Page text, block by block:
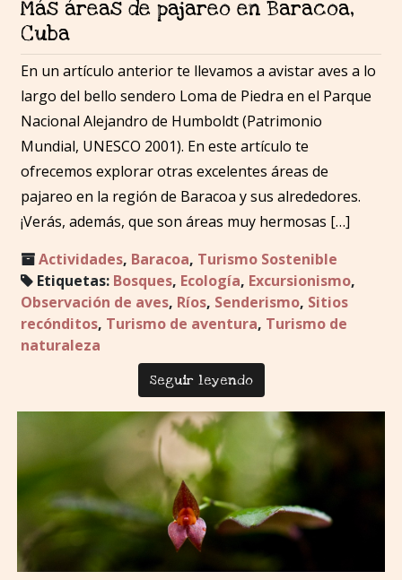
Más áreas de pajareo en Baracoa,
Cuba
En un artículo anterior te llevamos a avistar aves a lo
largo del bello sendero Loma de Piedra en el Parque
Nacional Alejandro de Humboldt (Patrimonio
Mundial, UNESCO 2001). En este artículo te
ofrecemos explorar otras excelentes áreas de
pajareo en la región de Baracoa y sus alrededores.
¡Verás, además, que son áreas muy hermosas […]
Actividades, Baracoa, Turismo Sostenible
Etiquetas: Bosques, Ecología, Excursionismo,
Observación de aves, Ríos, Senderismo, Sitios
recónditos, Turismo de aventura, Turismo de
naturaleza
Seguir leyendo